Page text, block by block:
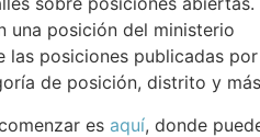
una posición del ministerio
las posiciones publicadas por
de posición, distrito y
es aquí, donde